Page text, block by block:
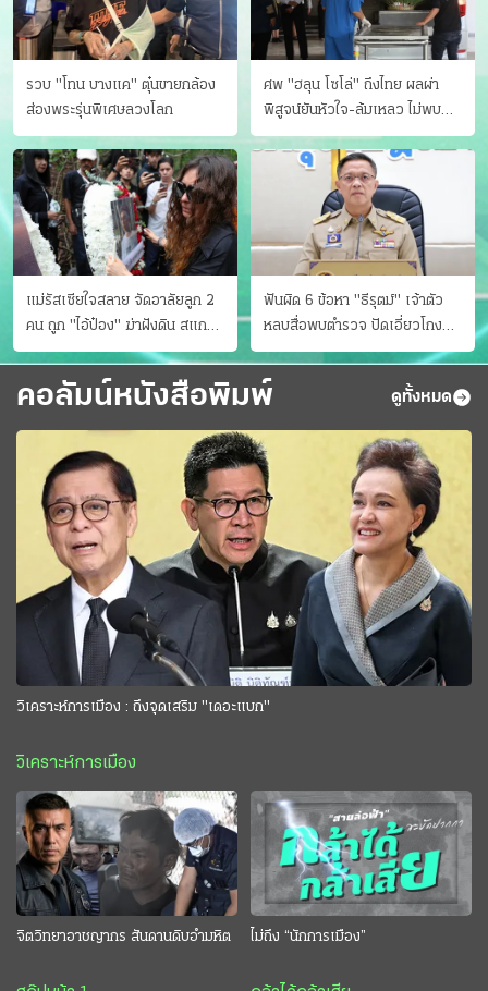
รวบ "โทน บางแค" ตุ๋นขายกล้อง
ส่องพระรุ่นพิเศษลวงโลก
ศพ "ฮลุน โซโล่" ถึงไทย ผลผ่า
พิสูจน์ยันหัวใจ-ล้มเหลว ไม่พบ
บาดแผล
แม่รัสเซียใจสลาย จัดอาลัยลูก 2
คน ถูก "ไอ้ป๋อง" ฆ่าฝังดิน สแกน
ไม่มีศพเพิ่ม
ฟันผิด 6 ข้อหา "ธีรุตม์" เจ้าตัว
หลบสื่อพบตำรวจ ปัดเอี่ยวโกง
สอบท้องถิ่น จ่อบี้รํ่ารวยมากปกติ
คอลัมน์หนังสือพิมพ์ ดูทั้งหมด
วิเคราะห์การเมือง : ถึงจุดเสริม "เดอะแบก"
วิเคราะห์การเมือง
จิตวิทยาอาชญากร สันดานดิบอำมหิต ไม่ถึง “นักการเมือง”